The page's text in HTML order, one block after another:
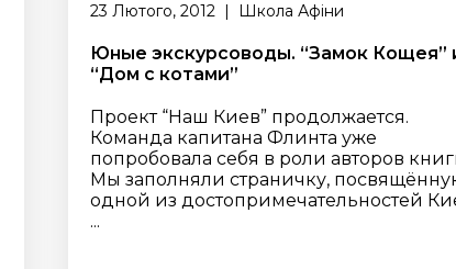
23 Лютого, 2012 | Школа Афіни
Юные экскурсоводы. “Замок Кощея”
“Дом с котами”
Проект “Наш Киев” продолжается.
Команда капитана Флинта уже
попробовала себя в роли авторов
Мы заполняли страничку,
одной из достопримечательностей
...